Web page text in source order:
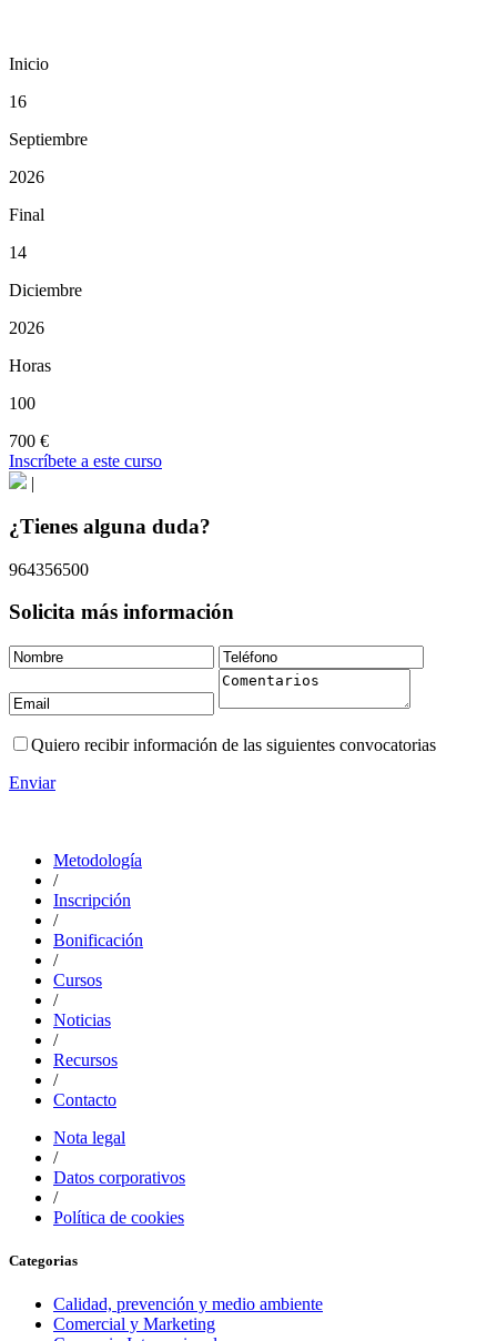
Inicio
16
Septiembre
2026
Final
14
Diciembre
2026
Horas
100
700 €
Inscríbete a este curso
|
¿Tienes alguna duda?
964356500
Solicita más información
Quiero recibir información de las siguientes convocatorias
Enviar
Metodología
/
Inscripción
/
Bonificación
/
Cursos
/
Noticias
/
Recursos
/
Contacto
Nota legal
/
Datos corporativos
/
Política de cookies
Categorias
Calidad, prevención y medio ambiente
Comercial y Marketing